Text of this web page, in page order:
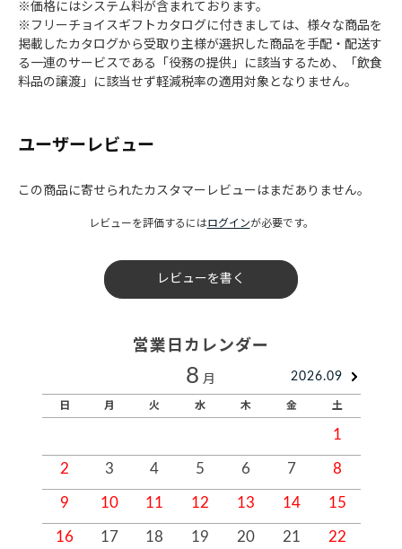
※価格にはシステム料が含まれております。
※フリーチョイスギフトカタログに付きましては、様々な商品を
掲載したカタログから受取り主様が選択した商品を手配・配送す
る一連のサービスである「役務の提供」に該当するため、「飲食
料品の譲渡」に該当せず軽減税率の適用対象となりません。
ユーザーレビュー
この商品に寄せられたカスタマーレビューはまだありません。
レビューを評価するにはログインが必要です。
レビューを書く
営業日カレンダー
8 月 2026.09
日 月 火 水 木 金 土
1
2 3 4 5 6 7 8
9 10 11 12 13 14 15
16 17 18 19 20 21 22